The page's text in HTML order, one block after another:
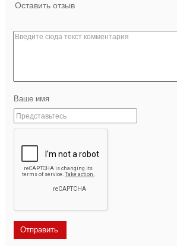
Оставить отзыв
Ваше имя